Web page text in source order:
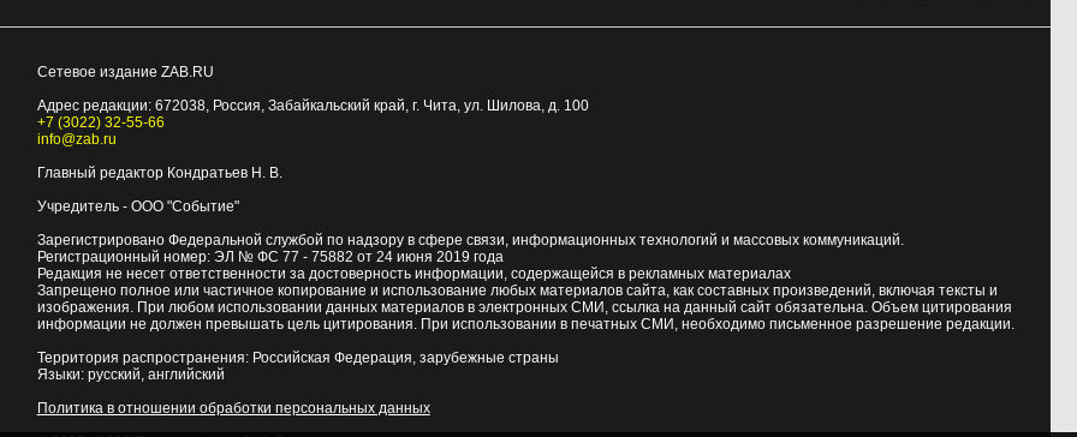
Сетевое издание ZAB.RU
Адрес редакции: 672038, Россия, Забайкальский край, г. Чита, ул. Шилова, д. 100
+7 (3022) 32-55-66
info@zab.ru
Главный редактор Кондратьев Н. В.
Учредитель - ООО "Событие"
Зарегистрировано Федеральной службой по надзору в сфере связи, информационных технологий и массовых коммуникаций.
Регистрационный номер: ЭЛ № ФС 77 - 75882 от 24 июня 2019 года
Редакция не несет ответственности за достоверность информации, содержащейся в рекламных материалах
Запрещено полное или частичное копирование и использование любых материалов сайта, как составных произведений, включая тексты и
изображения. При любом использовании данных материалов в электронных СМИ, ссылка на данный сайт обязательна. Объем цитирования
информации не должен превышать цель цитирования. При использовании в печатных СМИ, необходимо письменное разрешение редакции.
Территория распространения: Российская Федерация, зарубежные страны
Языки: русский, английский
Политика в отношении обработки персональных данных